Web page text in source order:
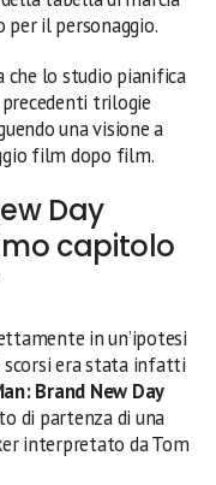
per il personaggio.
che lo studio pianifica
precedenti trilogie
una visione a
film dopo film.
Day
capitolo
in un’ipotesi
scorsi era stata infatti
Brand New Day
di partenza di una
interpretato da Tom